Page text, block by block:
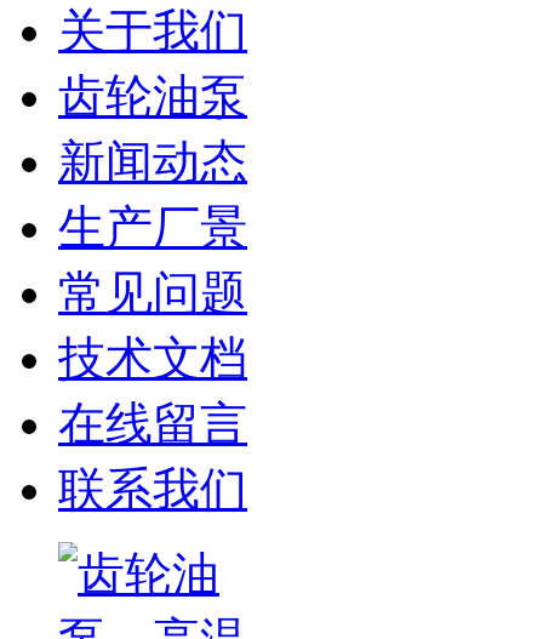
关于我们
齿轮油泵
新闻动态
生产厂景
常见问题
技术文档
在线留言
联系我们